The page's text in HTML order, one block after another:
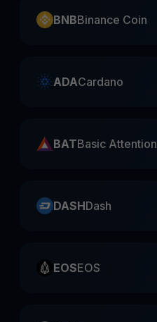
BNBBinance Coin
ADACardano
BATBasic Attention
DASHDash
EOSEOS